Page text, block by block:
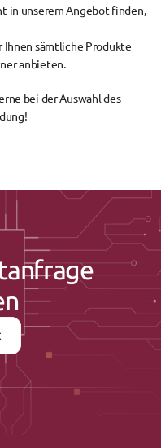
in unserem Angebot finden,
sämtliche Produkte
anbieten.
bei der Auswahl des